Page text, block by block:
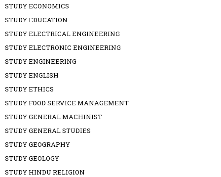
STUDY ECONOMICS
STUDY EDUCATION
STUDY ELECTRICAL ENGINEERING
STUDY ELECTRONIC ENGINEERING
STUDY ENGINEERING
STUDY ENGLISH
STUDY ETHICS
STUDY FOOD SERVICE MANAGEMENT
STUDY GENERAL MACHINIST
STUDY GENERAL STUDIES
STUDY GEOGRAPHY
STUDY GEOLOGY
STUDY HINDU RELIGION